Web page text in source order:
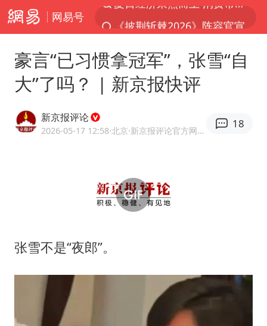
网易号
全球最大级别运输船通过长江大桥
白海豚北上或致京津冀暴雨
构建更高水平的全民健身公共服务体系
刘嘉玲晒与周星驰合照
BLG经理辟谣Bin离队
豪言“已习惯拿冠军”，张雪“自
大”了吗？ | 新京报快评
新京报评论
2026-05-17 12:58·北京 ·新京报评论官方网易号
18
张雪不是“夜郎”。